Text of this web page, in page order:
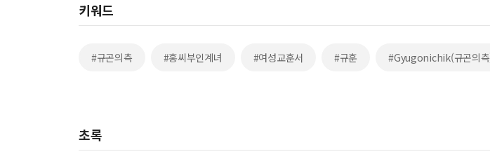
키워드
#규곤의측 #홍씨부인계녀 #여성교훈서 #규훈 #Gyugonichik(규곤의
초록